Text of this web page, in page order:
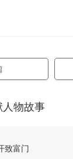
人物故事
致富门